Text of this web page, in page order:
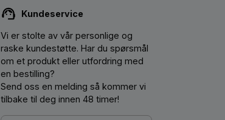
Kundeservice
Vi er stolte av vår personlige og
raske kundestøtte. Har du spørsmål
om et produkt eller utfordring med
en bestilling?
Send oss ​​en melding så kommer vi
tilbake til deg innen 48 timer!